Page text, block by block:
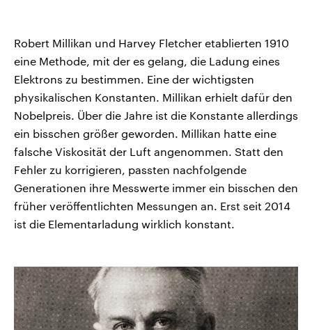
Robert Millikan und Harvey Fletcher etablierten 1910
eine Methode, mit der es gelang, die Ladung eines
Elektrons zu bestimmen. Eine der wichtigsten
physikalischen Konstanten. Millikan erhielt dafür den
Nobelpreis. Über die Jahre ist die Konstante allerdings
ein bisschen größer geworden. Millikan hatte eine
falsche Viskosität der Luft angenommen. Statt den
Fehler zu korrigieren, passten nachfolgende
Generationen ihre Messwerte immer ein bisschen den
früher veröffentlichten Messungen an. Erst seit 2014
ist die Elementarladung wirklich konstant.